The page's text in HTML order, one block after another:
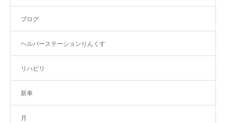
ブログ
ヘルパーステーションりんくす
リハビリ
新車
月